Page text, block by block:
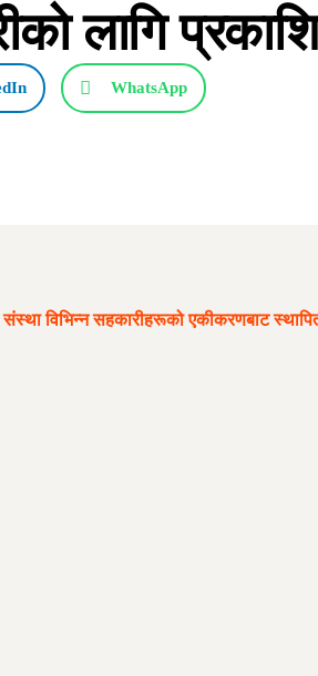
लागि
WhatsApp
विभिन्न सहकारीहरूको एकीकरणबाट